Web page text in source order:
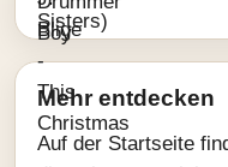
Mehr entdecken
Auf der Startseite